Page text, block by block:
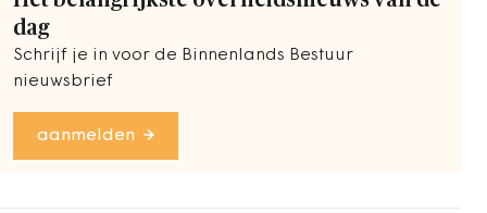
dag
Schrijf je in voor de Binnenlands Bestuur
nieuwsbrief
aanmelden